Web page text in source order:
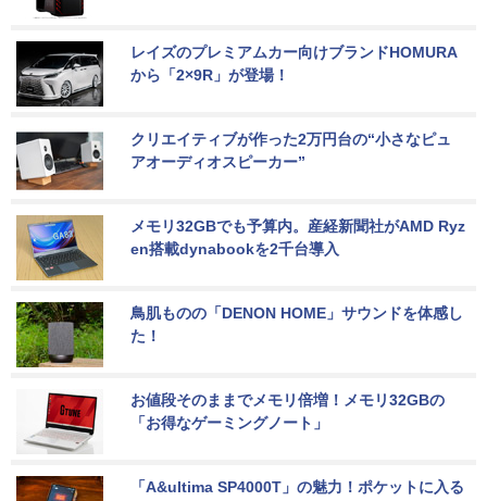
レイズのプレミアムカー向けブランドHOMURA
から「2×9R」が登場！
クリエイティブが作った2万円台の“小さなピュ
アオーディオスピーカー”
メモリ32GBでも予算内。産経新聞社がAMD Ryz
en搭載dynabookを2千台導入
鳥肌ものの「DENON HOME」サウンドを体感し
た！
お値段そのままでメモリ倍増！メモリ32GBの
「お得なゲーミングノート」
「A&ultima SP4000T」の魅力！ポケットに入る